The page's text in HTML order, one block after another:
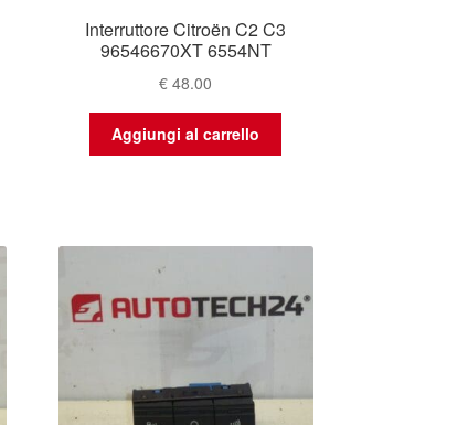
Interruttore Citroën C2 C3
96546670XT 6554NT
€ 48.00
Aggiungi al carrello